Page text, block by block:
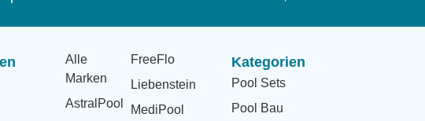
Alle
Marken
AstralPool
FreeFlo
Liebenstein
MediPool
Kategorien
Pool Sets
Pool Bau